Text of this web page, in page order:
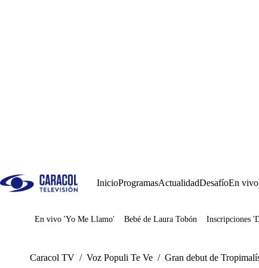
InicioProgramasActualidadDesafíoEn vivo
Juegos
En vivo 'Yo Me Llamo' Bebé de Laura Tobón Inscripciones
Caracol TV / Voz Populi Te Ve / Gran debut de